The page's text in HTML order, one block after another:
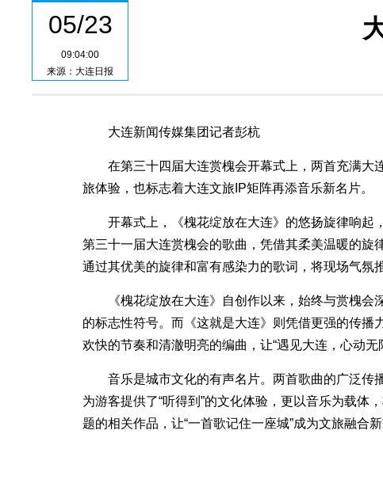
05/23
09:04:00
来源：大连日报
大连新闻传媒集团记者彭杭
在第三十四届大连赏槐会开幕式上，两首充满
旅体验，也标志着大连文旅IP矩阵再添音乐新名片。
开幕式上，《槐花绽放在大连》的悠扬旋律响
第三十一届大连赏槐会的歌曲，凭借其柔美温暖的旋
通过其优美的旋律和富有感染力的歌词，将现场气氛
《槐花绽放在大连》自创作以来，始终与赏槐
的标志性符号。而《这就是大连》则凭借更强的传
欢快的节奏和清澈明亮的编曲，让“遇见大连，心动无
音乐是城市文化的有声名片。两首歌曲的广泛传
为游客提供了“听得到”的文化体验，更以音乐为载
题的相关作品，让“一首歌记住一座城”成为文旅融合新